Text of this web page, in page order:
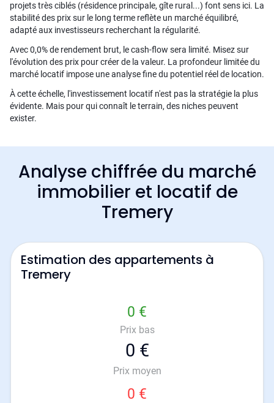
projets très ciblés (résidence principale, gîte rural...) font sens ici. La
stabilité des prix sur le long terme reflète un marché équilibré,
adapté aux investisseurs recherchant la régularité.
Avec 0,0% de rendement brut, le cash-flow sera limité. Misez sur
l'évolution des prix pour créer de la valeur. La profondeur limitée du
marché locatif impose une analyse fine du potentiel réel de location.
À cette échelle, l'investissement locatif n'est pas la stratégie la plus
évidente. Mais pour qui connaît le terrain, des niches peuvent
exister.
Analyse chiffrée du marché
immobilier et locatif de
Tremery
Estimation des appartements à
Tremery
0 €
Prix bas
0 €
Prix moyen
0 €